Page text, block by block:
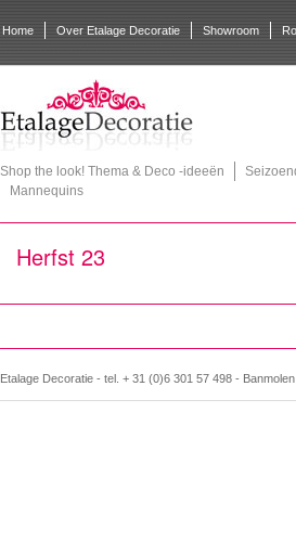
Home Over Etalage Decoratie Showroom
Shop the look! Thema & Deco -ideeën
Mannequins
Herfst 23
Etalage Decoratie - tel. + 31 (0)6 301 57 498 -